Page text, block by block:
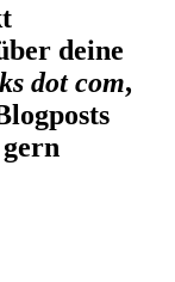
deine
dot com,